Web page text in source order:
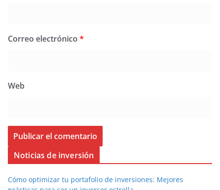
Correo electrónico *
Web
Noticias de inversión
Cómo optimizar tu portafolio de inversiones: Mejores